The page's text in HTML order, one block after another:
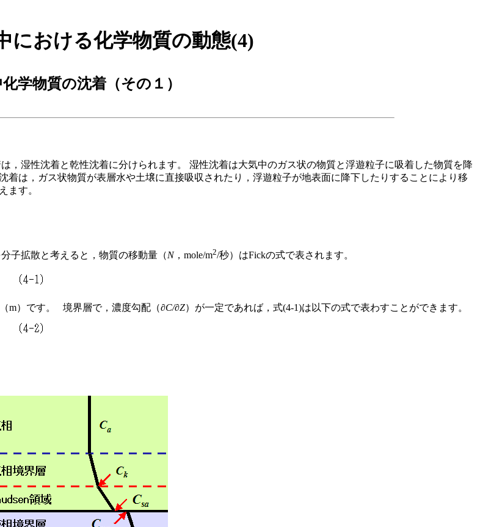
における化学物質の動態(4)
学物質の沈着（その１）
，湿性沈着と乾性沈着に分けられます。 湿性沈着は大気中のガス状の物質と浮遊粒子に吸着した物質を降
は，ガス状物質が表層水や土壌に直接吸収されたり，浮遊粒子が地表面に降下したりすることにより移
ます。
子拡散と考えると，物質の移動量（N，mole/m2/秒）はFickの式で表されます。
m）です。 境界層で，濃度勾配（∂C/∂Z）が一定であれば，式(4-1)は以下の式で表わすことができます。